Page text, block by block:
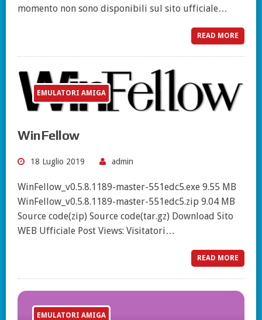
momento non sono disponibili sul sito ufficiale…
READ MORE
EMULATORI AMIGA
WinFellow
18 Luglio 2019 admin
WinFellow_v0.5.8.1189-master-551edc5.exe 9.55 MB
WinFellow_v0.5.8.1189-master-551edc5.zip 9.04 MB
Source code(zip) Source code(tar.gz) Download Sito
WEB Ufficiale Post Views: Visitatori…
READ MORE
EMULATORI AMIGA